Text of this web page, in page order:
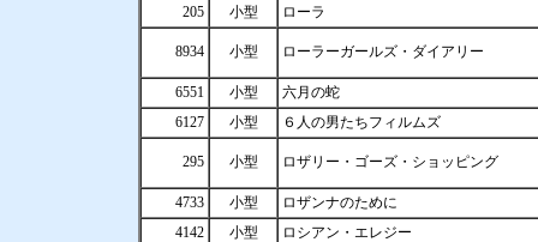
205
小型 ローラ
8934 小型 ローラーガールズ・ダイアリー
6551 小型
六月の蛇
6127
小型 ６人の男たちフィルムズ
295 小型 ロザリー・ゴーズ・ショッピング
4733 小型
ロザンナのために
4142
小型
ロシアン・エレジー